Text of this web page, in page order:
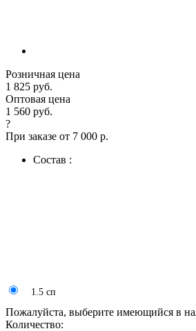
Розничная цена
1 825 руб.
Оптовая цена
1 560 руб.
?
При заказе от 7 000 р.
Состав :
1.5 сп
Пожалуйста, выберите имеющийся в
Количество: